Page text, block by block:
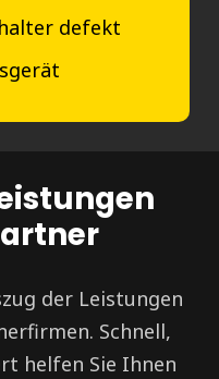
defekt
der Leistungen
Schnell,
helfen Sie Ihnen